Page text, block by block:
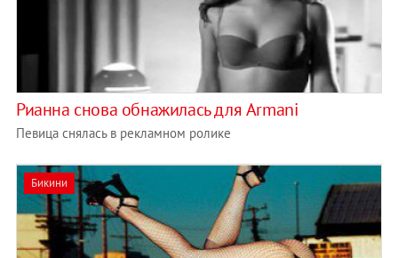
Рианна снова обнажилась для Armani
Певица снялась в рекламном ролике
Бикини